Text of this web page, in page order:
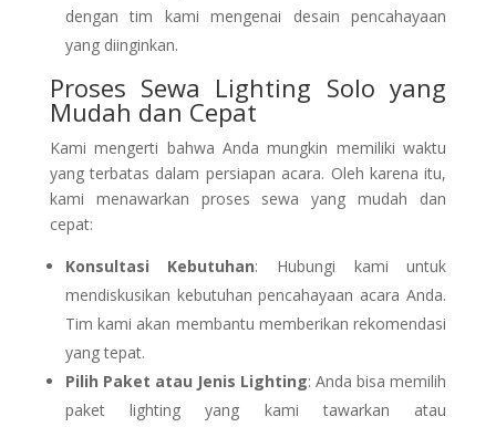
dengan tim kami mengenai desain pencahayaan
yang diinginkan.
Proses Sewa Lighting Solo yang
Mudah dan Cepat
Kami mengerti bahwa Anda mungkin memiliki waktu
yang terbatas dalam persiapan acara. Oleh karena itu,
kami menawarkan proses sewa yang mudah dan
cepat:
Konsultasi Kebutuhan: Hubungi kami untuk
mendiskusikan kebutuhan pencahayaan acara Anda.
Tim kami akan membantu memberikan rekomendasi
yang tepat.
Pilih Paket atau Jenis Lighting: Anda bisa memilih
paket lighting yang kami tawarkan atau